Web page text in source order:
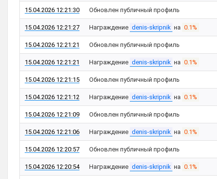
15.04.2026 12:21:30 Обновлен публичный профиль
15.04.2026 12:21:27 Награждение denis-skripnik на 0.1%
15.04.2026 12:21:21 Обновлен публичный профиль
15.04.2026 12:21:21 Награждение denis-skripnik на 0.1%
15.04.2026 12:21:15 Обновлен публичный профиль
15.04.2026 12:21:12 Награждение denis-skripnik на 0.1%
15.04.2026 12:21:09 Обновлен публичный профиль
15.04.2026 12:21:06 Награждение denis-skripnik на 0.1%
15.04.2026 12:20:57 Обновлен публичный профиль
15.04.2026 12:20:54 Награждение denis-skripnik на 0.1%